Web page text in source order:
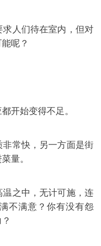
人们待在室内，但对
呢？
开始变得不足。
常快，另一方面是街
量。
之中，无计可施，连
不满意？你有没有怨